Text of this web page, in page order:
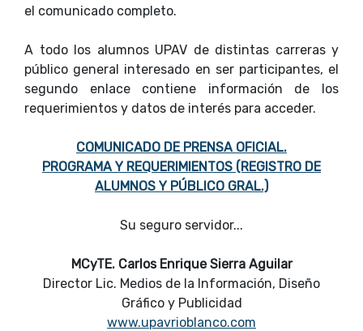
el comunicado completo.
A todo los alumnos UPAV de distintas carreras y
público general interesado en ser participantes, el
segundo enlace contiene información de los
requerimientos y datos de interés para acceder.
COMUNICADO DE PRENSA OFICIAL.
PROGRAMA Y REQUERIMIENTOS (REGISTRO DE
ALUMNOS Y PÚBLICO GRAL.)
Su seguro servidor...
MCyTE. Carlos Enrique Sierra Aguilar
Director Lic. Medios de la Información, Diseño
Gráfico y Publicidad
www.upavrioblanco.com